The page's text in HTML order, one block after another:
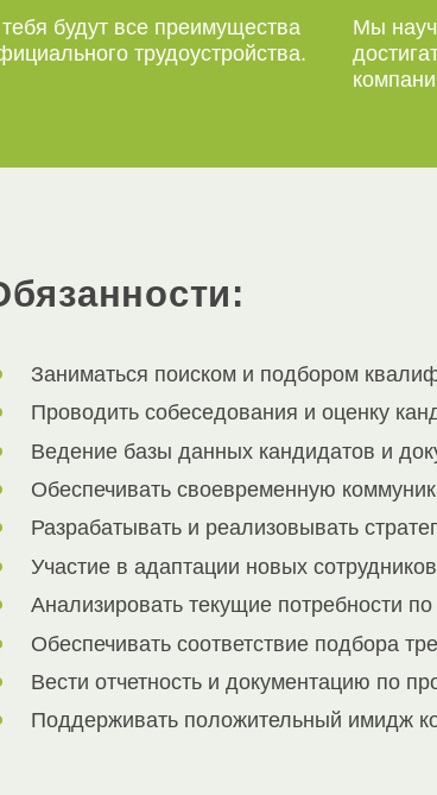
будут все преимущества
трудоустройства.
Мы
Заниматься поиском и подбором
Проводить собеседования и оценку
Ведение базы данных кандидатов и
Обеспечивать своевременную
Разрабатывать и реализовывать
Участие в адаптации новых
Анализировать текущие потребности
Обеспечивать соответствие подбора
Вести отчетность и документацию по
Поддерживать положительный имидж